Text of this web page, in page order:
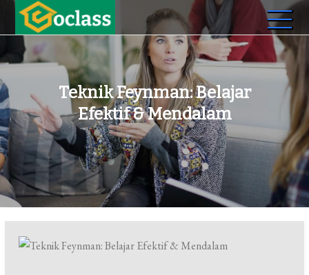
Skip
contentOclass.ac.id
Membangun Generasi Unggul dan Berdaya Saing
Teknik Feynman: Belajar
Efektif & Mendalam